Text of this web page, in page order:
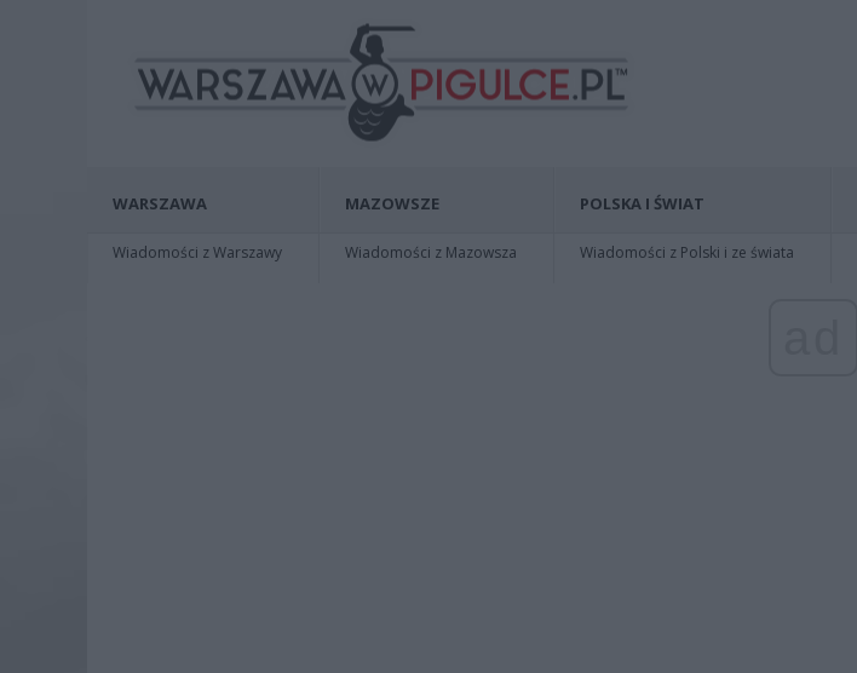
WARSZAWA
Wiadomości z Warszawy
MAZOWSZE
Wiadomości z Mazowsza
POLSKA I ŚWIAT
Wiadomości z Polski i ze świata